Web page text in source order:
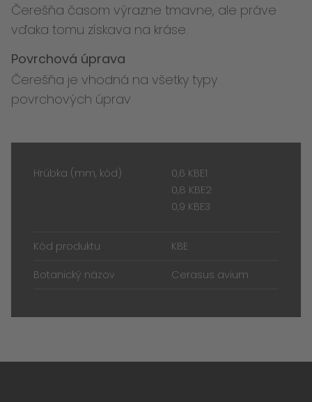
Čerešňa časom výrazne tmavne, ale práve
vďaka tomu získava na kráse.
Povrchová úprava
Čerešňa je vhodná na všetky typy
povrchových úprav
Hrúbka (mm, kód)
0,6 KBE1
0,8 KBE2
0,9 KBE3
Kód produktu KBE
Botanický názov Cerasus avium